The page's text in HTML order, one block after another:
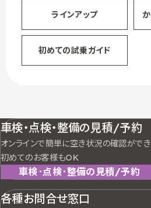
ラインアップ
初めての試乗ガイド
車検・点検・整備の見積/予約
オンラインで簡単に空き状況の確認がで
初めてのお客様もOK
車検･点検･整備の見積/予約
各種お問合せ窓口